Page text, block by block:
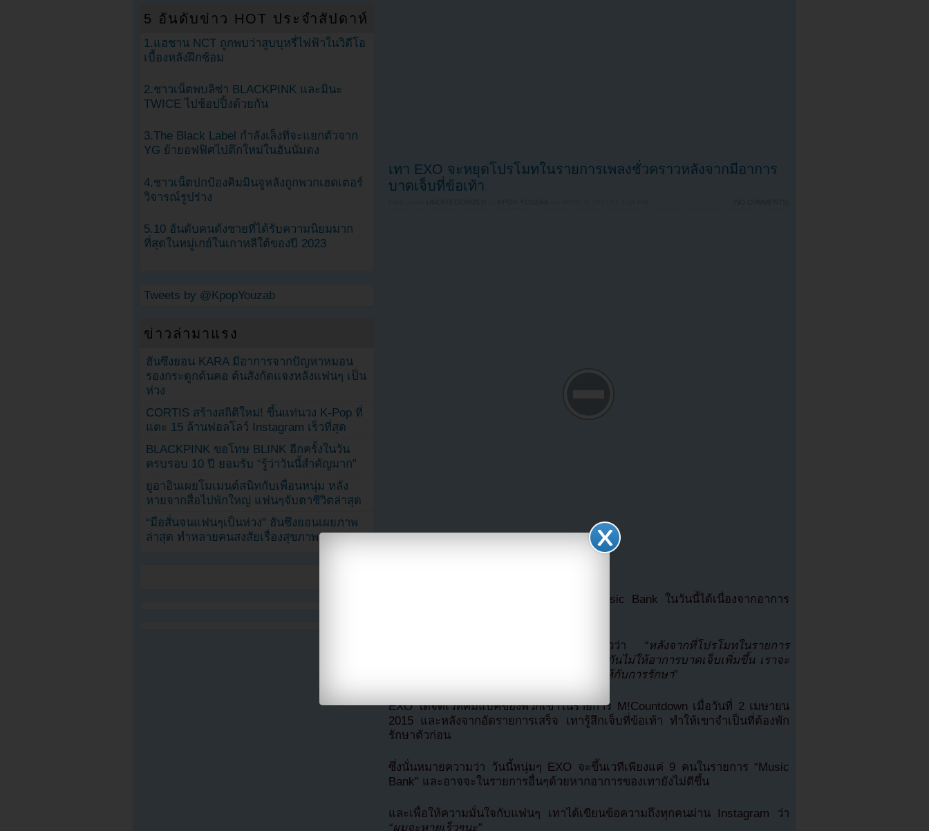
เทา EXO จะหยุดโปรโมทในรายการเพลงชั่วคราวหลังจากมีอาการ
บาดเจ็บที่ข้อเท้า
UNCATEGORIZED KPOP YOUZAB NO COMMENTS
เทา EXO จะไม่สามารถเข้าร่วมรายการ Music Bank ในวันนี้ได้เนื่องจากอาการ
ตัวแทนของ SM Entertainment กล่าวว่า “หลังจากที่โปรโมทในรายการ
M!Countdown เทารู้สึกปวดที่ข้อเท้า เพื่อป้องกันไม่ให้อาการบาดเจ็บเพิ่มขึ้น เราจะ
ยกเลิกกิจกรรมของเขาไว้ชั่วคราวและโฟกัสให้กับการรักษา”
EXO ได้จัดเวทีคัมแบ็คของพวกเขาในรายการ M!Countdown เมื่อวันที่ 2 เมษายน
2015 และหลังจากอัดรายการเสร็จ เทารู้สึกเจ็บที่ข้อเท้า ทำให้เขาจำเป็นที่ต้องพัก
รักษาตัวก่อน
ซึ่งนั่นหมายความว่า วันนี้หนุ่มๆ EXO จะขึ้นเวทีเพียงแค่ 9 คนในรายการ “Music
Bank” และอาจจะในรายการอื่นๆด้วยหากอาการของเทายังไม่ดีขึ้น
และเพื่อให้ความมั่นใจกับแฟนๆ เทาได้เขียนข้อความถึงทุกคนผ่าน Instagram ว่า
“ผมจะหายเร็วๆนะ”
5 อันดับข่าว HOT ประจำสัปดาห์
1.แฮชาน NCT ถูกพบว่าสูบบุหรี่ไฟฟ้าในวิดีโอ
เบื้องหลังฝึกซ้อม
2.ชาวเน็ตพบลิซ่า BLACKPINK และมินะ
TWICE ไปช้อปปิ้งด้วยกัน
3.The Black Label กำลังเล็งที่จะแยกตัวจาก
YG ย้ายอฟฟิศไปตึกใหม่ในฮันนัมดง
4.ชาวเน็ตปกป้องคิมมินจูหลังถูกพวกเฮดเตอร์
วิจารณ์รูปร่าง
5.10 อันดับคนดังชายที่ได้รับความนิยมมาก
ที่สุดในหมู่เกย์ในเกาหลีใต้ของปี 2023
Tweets by @KpopYouzab
ข่าวล่ามาแรง
ฮันซึงยอน KARA มีอาการจากปัญหาหมอน
รองกระดูกต้นคอ ต้นสังกัดแจงหลังแฟนๆ เป็น
ห่วง
CORTIS สร้างสถิติใหม่! ขึ้นแท่นวง K-Pop ที่
แตะ 15 ล้านฟอลโลว์ Instagram เร็วที่สุด
BLACKPINK ขอโทษ BLINK อีกครั้งในวัน
ครบรอบ 10 ปี ยอมรับ “รู้ว่าวันนี้สำคัญมาก”
ยูอาอินเผยโมเมนต์สนิทกับเพื่อนหนุ่ม หลัง
หายจากสื่อไปพักใหญ่ แฟนๆจับตาชีวิตล่าสุด
“มือสั่นจนแฟนๆเป็นห่วง” ฮันซึงยอนเผยภาพ
ล่าสุด ทำหลายคนสงสัยเรื่องสุขภาพ